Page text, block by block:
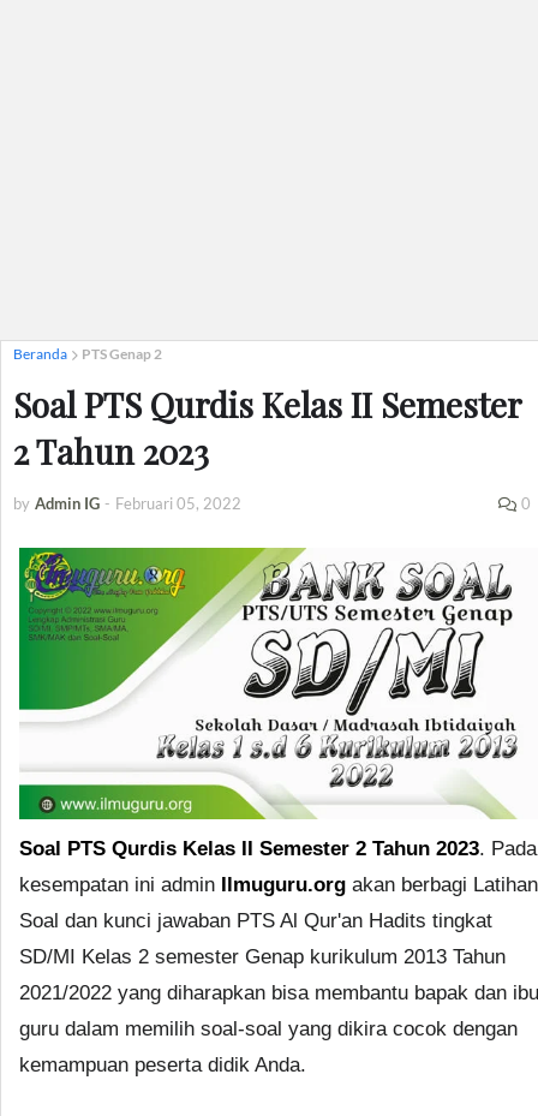
Beranda PTS Genap 2
Soal PTS Qurdis Kelas II Semester
2 Tahun 2023
by Admin IG - Februari 05, 2022 0
Soal PTS Qurdis Kelas II Semester 2 Tahun 2023. Pada
kesempatan ini admin
Ilmuguru.org akan berbagi Latihan
Soal dan kunci jawaban PTS Al Qur'an Hadits tingkat
SD/MI Kelas 2 semester Genap kurikulum 2013 Tahun
2021/2022 yang diharapkan bisa membantu bapak dan ibu
guru dalam memilih soal-soal yang dikira cocok dengan
kemampuan peserta didik Anda.